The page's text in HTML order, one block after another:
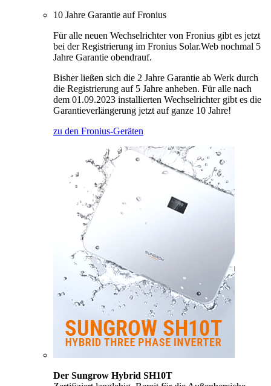
10 Jahre Garantie auf Fronius
Für alle neuen Wechselrichter von Fronius gibt es jetzt
bei der Registrierung im Fronius Solar.Web nochmal 5
Jahre Garantie obendrauf.
Bisher ließen sich die 2 Jahre Garantie ab Werk durch
die Registrierung auf 5 Jahre anheben. Für alle nach
dem 01.09.2023 installierten Wechselrichter gibt es die
Garantieverlängerung jetzt auf ganze 10 Jahre!
zu den Fronius-Geräten
Der Sungrow Hybrid SH10T